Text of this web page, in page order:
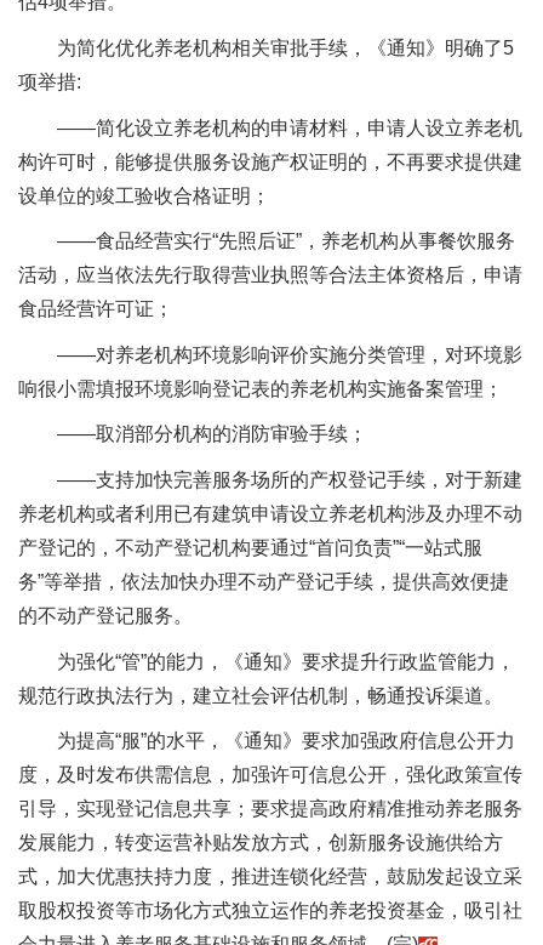
为简化优化养老机构相关审批手续，《通知》明确了5
项举措:
——简化设立养老机构的申请材料，申请人设立养老机
构许可时，能够提供服务设施产权证明的，不再要求提供建
设单位的竣工验收合格证明；
——食品经营实行“先照后证”，养老机构从事餐饮服务
活动，应当依法先行取得营业执照等合法主体资格后，申请
食品经营许可证；
——对养老机构环境影响评价实施分类管理，对环境影
响很小需填报环境影响登记表的养老机构实施备案管理；
——取消部分机构的消防审验手续；
——支持加快完善服务场所的产权登记手续，对于新建
养老机构或者利用已有建筑申请设立养老机构涉及办理不动
产登记的，不动产登记机构要通过“首问负责”“一站式服
务”等举措，依法加快办理不动产登记手续，提供高效便捷
的不动产登记服务。
为强化“管”的能力，《通知》要求提升行政监管能力，
规范行政执法行为，建立社会评估机制，畅通投诉渠道。
为提高“服”的水平，《通知》要求加强政府信息公开力
度，及时发布供需信息，加强许可信息公开，强化政策宣传
引导，实现登记信息共享；要求提高政府精准推动养老服务
发展能力，转变运营补贴发放方式，创新服务设施供给方
式，加大优惠扶持力度，推进连锁化经营，鼓励发起设立采
取股权投资等市场化方式独立运作的养老投资基金，吸引社